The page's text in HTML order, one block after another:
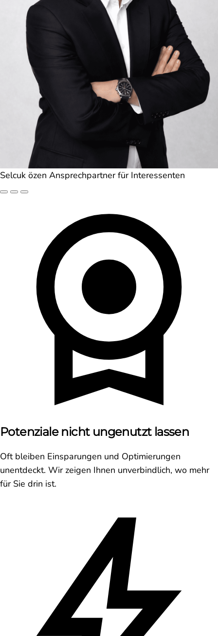
Selcuk özen Ansprechpartner für Interessenten
Potenziale nicht ungenutzt lassen
Oft bleiben Einsparungen und Optimierungen
unentdeckt. Wir zeigen Ihnen unverbindlich, wo mehr
für Sie drin ist.